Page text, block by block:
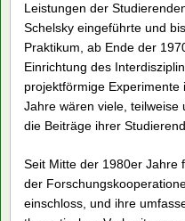
Leistungen der
Schelsky eingeführte und
Praktikum, ab Ende der
Einrichtung des
projektförmige
Jahre wären viele, teilweise
die Beiträge ihrer
Seit Mitte der 1980er Jahre
der
einschloss, und ihre